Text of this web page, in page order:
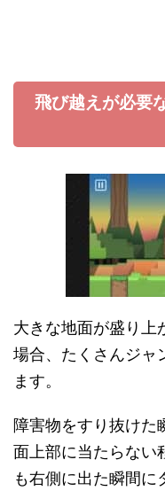
飛び越えが必要
大きな地面が盛り上
場合、たくさんジャ
ます。
障害物をすり抜けた
面上部に当たらない
も右側に出た瞬間に